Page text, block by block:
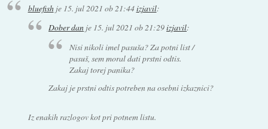
bluefishje 15. jul 2021 ob 21:44izjavil:
Dober dan je 15. jul 2021 ob 21:29izjavil:
Nisi nikoli imel pasuša? Za potni list /
pasuš, sem moral dati prstni odtis.
Zakaj torej panika?
Zakaj je prstni odtis potreben na osebni izkaznici?
Iz enakih razlogov kot pri potnem listu.